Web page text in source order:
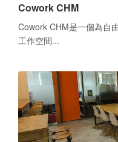
Cowork CHM
Cowork CHM是一個為自
工作空間...